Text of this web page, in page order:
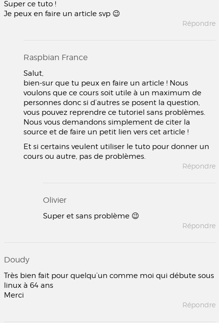
Super ce tuto !
Je peux en faire un article svp 😉
Répondre
Raspbian France
Salut,
bien-sur que tu peux en faire un article ! Nous
voulons que ce cours soit utile à un maximum de
personnes donc si d’autres se posent la question,
vous pouvez reprendre ce tutoriel sans problèmes.
Nous vous demandons simplement de citer la
source et de faire un petit lien vers cet article !
Et si certains veulent utiliser le tuto pour donner un
cours ou autre, pas de problèmes.
Répondre
Olivier
Super et sans problème 😉
Répondre
Doudy
Très bien fait pour quelqu’un comme moi qui débute sous
linux à 64 ans
Merci
Répondre